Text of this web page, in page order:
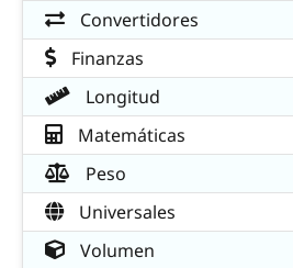
Convertidores
Finanzas
Longitud
Matemáticas
Peso
Universales
Volumen